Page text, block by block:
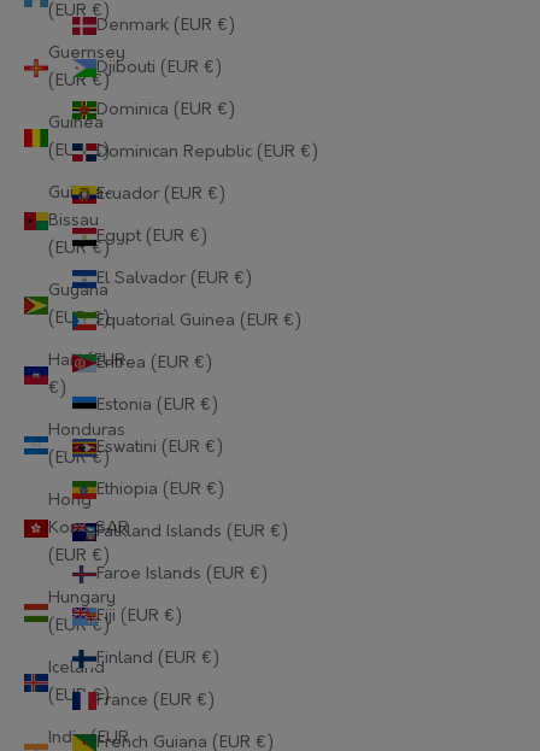
(EUR €)
Guernsey
(EUR €)
Guinea
(EUR €)
Guinea-
Bissau
(EUR €)
Guyana
(EUR €)
Haiti (EUR
€)
Honduras
(EUR €)
Hong
Kong SAR
(EUR €)
Hungary
(EUR €)
Iceland
(EUR €)
India (EUR
Denmark (EUR €)
Djibouti (EUR €)
Dominica (EUR €)
Dominican Republic (EUR €)
Ecuador (EUR €)
Egypt (EUR €)
El Salvador (EUR €)
Equatorial Guinea (EUR €)
Eritrea (EUR €)
Estonia (EUR €)
Eswatini (EUR €)
Ethiopia (EUR €)
Falkland Islands (EUR €)
Faroe Islands (EUR €)
Fiji (EUR €)
Finland (EUR €)
France (EUR €)
French Guiana (EUR €)